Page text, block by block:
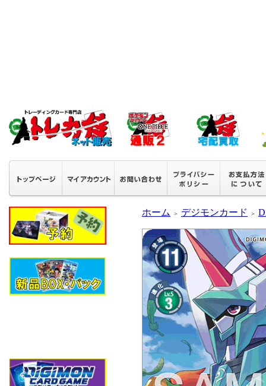
ホーム ＞ デジモンカード ＞